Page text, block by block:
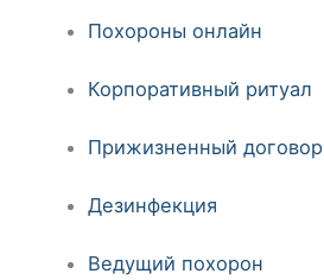
Похороны онлайн
Корпоративный ритуал
Прижизненный договор
Дезинфекция
Ведущий похорон